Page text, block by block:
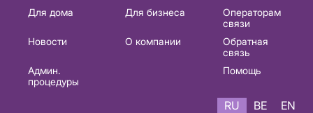
Основная
навигация
Для дома Для бизнеса
Операторам
связи
Новости
О компании
Обратная
связь
Админ.
процедуры
Помощь
RU BE EN